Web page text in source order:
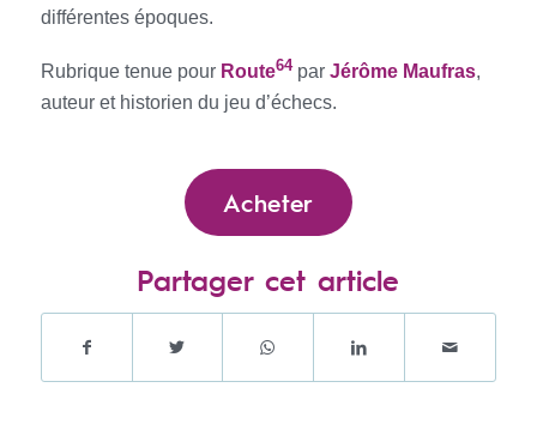
différentes époques.
Rubrique tenue pour Route64par Jérôme Maufras,
auteur et historien du jeu d’échecs.
Acheter
Partager cet article